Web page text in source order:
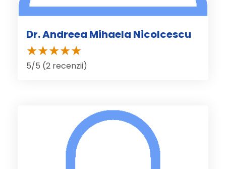
Dr. Andreea Mihaela Nicolcescu
5/5 (2 recenzii)